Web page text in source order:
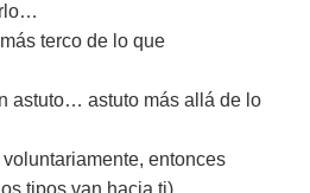
terco de lo que
astuto… astuto más allá de lo
entonces
tipos van hacia ti)